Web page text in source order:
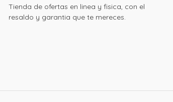
Tienda de ofertas en linea y fisica, con el
resaldo y garantia que te mereces.